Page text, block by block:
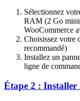
Sélectionnez
RAM (2 Go
WooCommerce
Choisissez
recommandé)
Installez un
ligne de
Étape 2 : Installer